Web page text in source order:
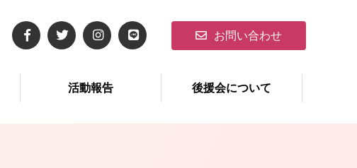
お問い合わせ
活動報告 後援会について